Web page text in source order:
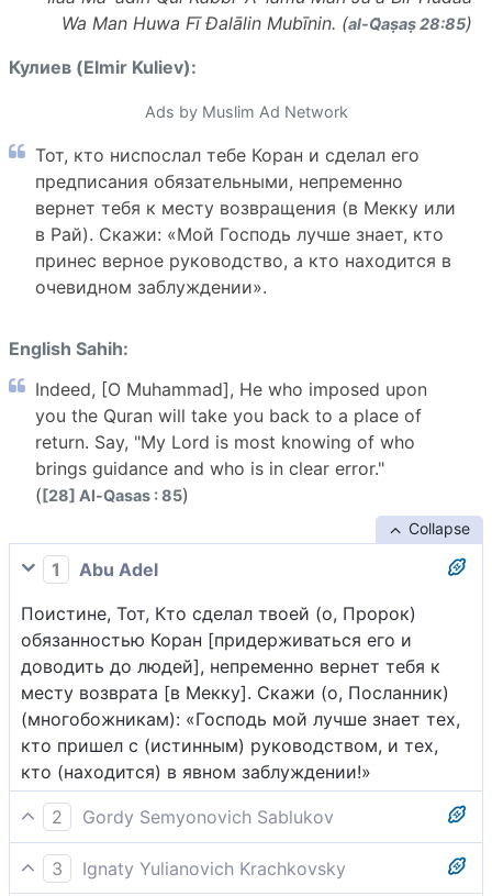
Wa Man Huwa Fī Đalālin Mubīnin. (al-Q̈aṣaṣ 28:85)
Кулиев (Elmir Kuliev):
Ads by Muslim Ad Network
Тот, кто ниспослал тебе Коран и сделал его
предписания обязательными, непременно
вернет тебя к месту возвращения (в Мекку или
в Рай). Скажи: «Мой Господь лучше знает, кто
принес верное руководство, а кто находится в
очевидном заблуждении».
English Sahih:
Indeed, [O Muhammad], He who imposed upon
you the Quran will take you back to a place of
return. Say, "My Lord is most knowing of who
brings guidance and who is in clear error."
([28] Al-Qasas : 85)
Collapse
1
Abu Adel
Поистине, Тот, Кто сделал твоей (о, Пророк)
обязанностью Коран [придерживаться его и
доводить до людей], непременно вернет тебя к
месту возврата [в Мекку]. Скажи (о, Посланник)
(многобожникам): «Господь мой лучше знает тех,
кто пришел с (истинным) руководством, и тех,
кто (находится) в явном заблуждении!»
2
Gordy Semyonovich Sablukov
Истинно, Тот, кто сделал для тебя этот Коран
уставом, возвратит тебя в место твоего возврата.
3
Ignaty Yulianovich Krachkovsky